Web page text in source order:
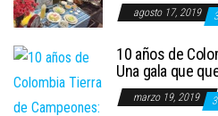
agosto 17, 2019
10 años de
Una gala que
marzo 19, 2019 3